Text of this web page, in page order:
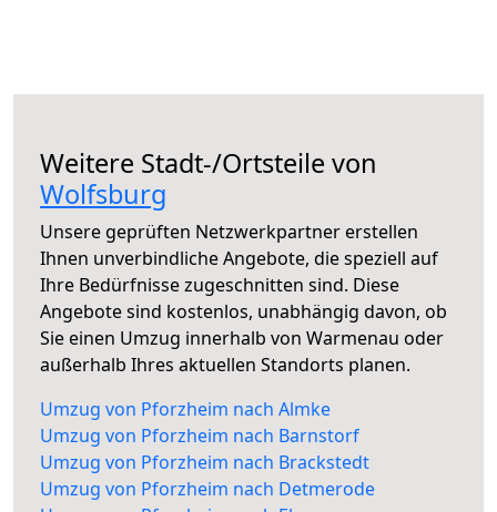
Weitere Stadt-/Ortsteile von
Wolfsburg
Unsere geprüften Netzwerkpartner erstellen
Ihnen unverbindliche Angebote, die speziell auf
Ihre Bedürfnisse zugeschnitten sind. Diese
Angebote sind kostenlos, unabhängig davon, ob
Sie einen Umzug innerhalb von Warmenau oder
außerhalb Ihres aktuellen Standorts planen.
Umzug von Pforzheim nach Almke
Umzug von Pforzheim nach Barnstorf
Umzug von Pforzheim nach Brackstedt
Umzug von Pforzheim nach Detmerode